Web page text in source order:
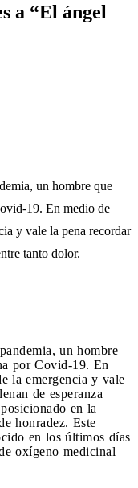
a “El ángel
un hombre que
19. En medio de
y vale la pena recordar
tanto dolor.
un hombre
por Covid-19. En
la emergencia y vale
de esperanza
en la
honradez. Este
en los últimos días
oxígeno medicinal